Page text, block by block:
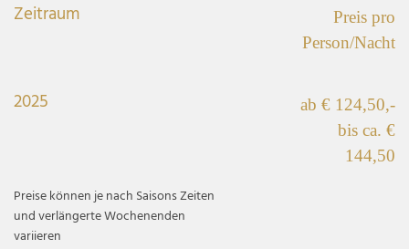
Zeitraum
Preis pro
Person/Nacht
2025
ab € 124,50,-
bis ca. €
144,50
Preise können je nach Saisons Zeiten
und verlängerte Wochenenden
variieren